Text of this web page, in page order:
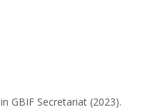
in GBIF Secretariat (2023).